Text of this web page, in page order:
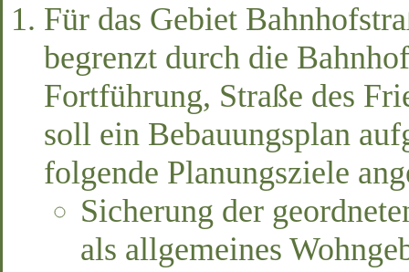
Für das Gebiet
begrenzt durch die
Fortführung, Straße des
soll ein Bebauungsplan
folgende Planungsziele
Sicherung der
als allgemeines